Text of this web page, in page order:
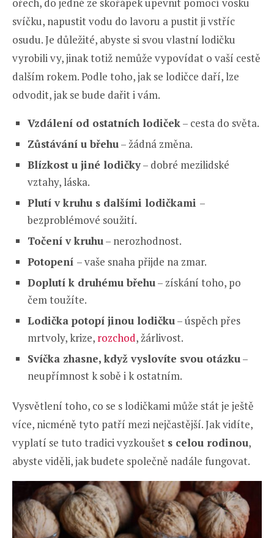
ořech, do jedné ze skořápek upevnit pomocí vosku
svíčku, napustit vodu do lavoru a pustit ji vstříc
osudu. Je důležité, abyste si svou vlastní lodičku
vyrobili vy, jinak totiž nemůže vypovídat o vaší cestě
dalším rokem. Podle toho, jak se lodičce daří, lze
odvodit, jak se bude dařit i vám.
Vzdálení od ostatních lodiček– cesta do světa.
Zůstávání u břehu– žádná změna.
Blízkost u jiné lodičky– dobré mezilidské
vztahy, láska.
Plutí v kruhu s dalšími lodičkami –
bezproblémové soužití.
Točení v kruhu– nerozhodnost.
Potopení – vaše snaha přijde na zmar.
Doplutí k druhému břehu– získání toho, po
čem toužíte.
Lodička potopí jinou lodičku– úspěch přes
mrtvoly, krize, rozchod, žárlivost.
Svíčka zhasne, když vyslovíte svou otázku–
neupřímnost k sobě i k ostatním.
Vysvětlení toho, co se s lodičkami může stát je ještě
více, nicméně tyto patří mezi nejčastější. Jak vidíte,
vyplatí se tuto tradici vyzkoušet s celou rodinou,
abyste viděli, jak budete společně nadále fungovat.